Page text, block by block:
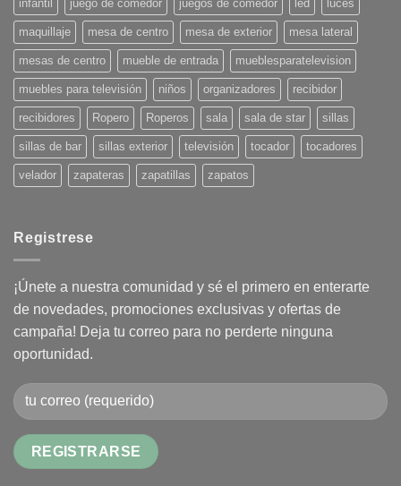
onda!
infantil juego de comedor juegos de comedor led luces
maquillaje mesa de centro mesa de exterior mesa lateral
mesas de centro mueble de entrada mueblesparatelevision
muebles para televisión niños organizadores recibidor
recibidores Ropero Roperos sala sala de star sillas
sillas de bar sillas exterior televisión tocador tocadores
velador zapateras zapatillas zapatos
Registrese
¡Únete a nuestra comunidad y sé el primero en enterarte
de novedades, promociones exclusivas y ofertas de
campaña! Deja tu correo para no perderte ninguna
oportunidad.